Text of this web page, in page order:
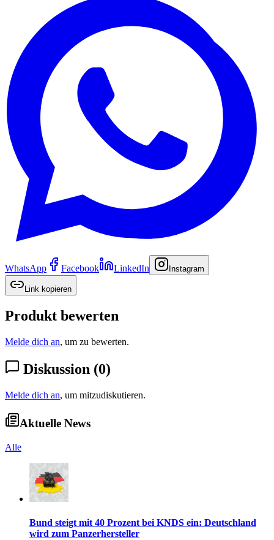
WhatsApp Facebook LinkedIn Instagram
Link kopieren
Produkt bewerten
Melde dich an, um zu bewerten.
Diskussion (0)
Melde dich an, um mitzudiskutieren.
Aktuelle News
Alle
Bund steigt mit 40 Prozent bei KNDS ein: Deutschland
wird zum Panzerhersteller